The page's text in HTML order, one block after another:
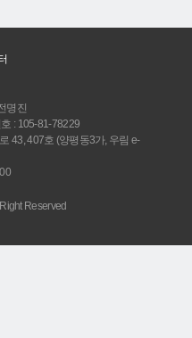
명진
: 105-81-78229
43, 407호 (양평동3가, 우림 e-
Reserved